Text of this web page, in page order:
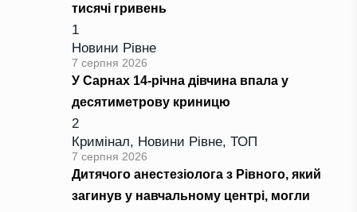
тисячі гривень
1
Новини Рівне
7 серпня 2026
У Сарнах 14-річна дівчина впала у
десятиметрову криницю
2
Кримінал, Новини Рівне, ТОП
7 серпня 2026
Дитячого анестезіолога з Рівного, який
загинув у навчальному центрі, могли